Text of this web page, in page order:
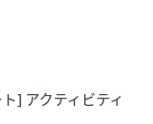
] アクティビティ